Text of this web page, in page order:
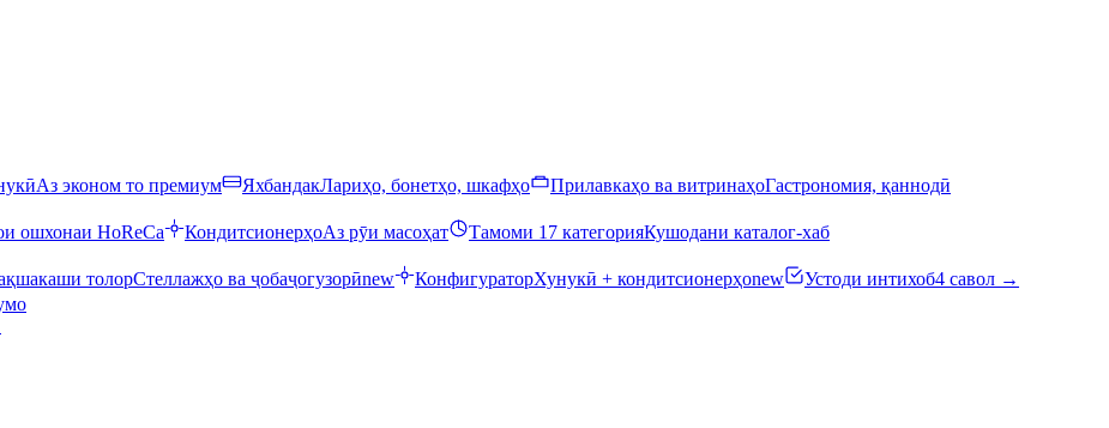
Аз эконом то премиум ЯхбандакЛариҳо, бонетҳо, шкафҳо Прилавкаҳо ва витринаҳоГастрономия, қаннодӣ
ошхонаи HoReCa КондитсионерҳоАз рӯи масоҳат Тамоми 17 категорияКушодани каталог-хаб
толорСтеллажҳо ва ҷобаҷогузорӣnew КонфигураторХунукӣ + кондитсионерҳоnew Устоди интихоб4 савол →